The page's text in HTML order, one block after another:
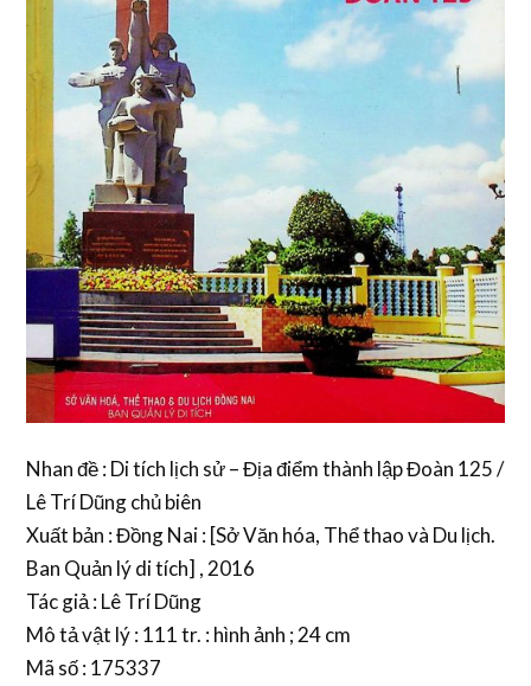
Nhan đề : Di tích lịch sử – Địa điểm thành lập Đoàn 125 /
Lê Trí Dũng chủ biên
Xuất bản : Đồng Nai : [Sở Văn hóa, Thể thao và Du lịch.
Ban Quản lý di tích] , 2016
Tác giả : Lê Trí Dũng
Mô tả vật lý : 111 tr. : hình ảnh ; 24 cm
Mã số : 175337